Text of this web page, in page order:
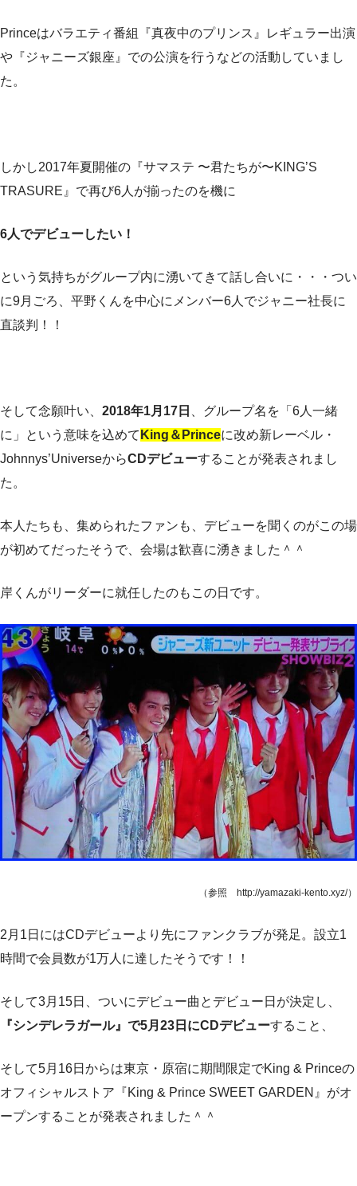
Princeはバラエティ番組『真夜中のプリンス』レギュラー出演
や『ジャニーズ銀座』での公演を行うなどの活動していまし
た。
しかし2017年夏開催の『サマステ 〜君たちが〜KING’S
TRASURE』で再び6人が揃ったのを機に
6人でデビューしたい！
という気持ちがグループ内に湧いてきて話し合いに・・・つい
に9月ごろ、平野くんを中心にメンバー6人でジャニー社長に
直談判！！
そして念願叶い、 2018年1月17日
、グループ名を「6人一緒
に」という意味を込めて King＆Princeに改め新レーベル・
Johnnys’UniverseからCDデビューすることが発表されまし
た。
本人たちも、集められたファンも、デビューを聞くのがこの場
が初めてだったそうで、会場は歓喜に湧きました＾＾
岸くんがリーダーに就任したのもこの日です。
（参照 http://yamazaki-kento.xyz/）
2月1日にはCDデビューより先にファンクラブが発足。設立1
時間で会員数が1万人に達したそうです！！
そして3月15日、ついにデビュー曲とデビュー日が決定し、
『シンデレラガール』で5月23日にCDデビューすること、
そして5月16日からは東京・原宿に期間限定でKing & Princeの
オフィシャルストア『King & Prince SWEET GARDEN』がオ
ープンすることが発表されました＾＾